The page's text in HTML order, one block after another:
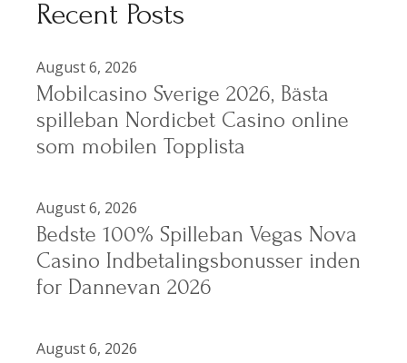
Recent Posts
August 6, 2026
Mobilcasino Sverige 2026, Bästa
spilleban Nordicbet Casino online
som mobilen Topplista
August 6, 2026
Bedste 100% Spilleban Vegas Nova
Casino Indbetalingsbonusser inden
for Dannevan 2026
August 6, 2026